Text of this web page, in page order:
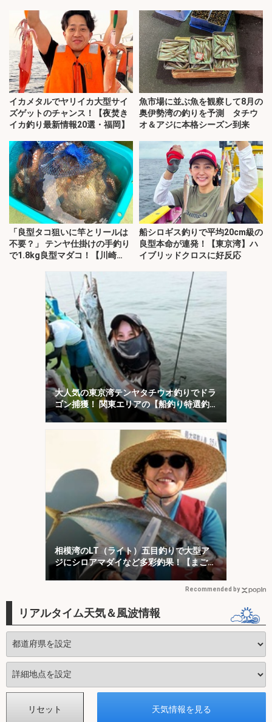
イカメタルでヤリイカ大型サイ
ズゲットのチャンス！【夜焚き
イカ釣り最新情報20選・福岡】
魚市場に並ぶ魚を観察して8月の
奥伊勢湾の釣りを予測 タチウ
オ＆アジに本格シーズン到来
「良型タコ狙いに竿とリールは
不要？」 テンヤ仕掛けの手釣り
で1.8kg良型マダコ！【川崎
船シロギス釣りで平均20cm級の
良型本命が連発！【東京湾】ハ
イブリッドクロスに好反応
大人気の東京湾テンヤタチウオ釣りでドラ
ゴン捕獲！ 関東エリアの【船釣り特選釣
果7選】
相模湾のLT（ライト）五目釣りで大型ア
ジにシロアマダイなど多彩釣果！【まごう
の丸】
Recommended by
リアルタイム天気＆風波情報